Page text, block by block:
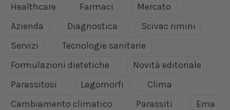
Healthcare
Farmaci
Mercato
Azienda
Diagnostica
Scivac rimini
Servizi
Tecnologie sanitarie
Formulazioni dietetiche
Novità editoriale
Parassitosi
Lagomorfi
Clima
Cambiamento climatico
Parassiti
Ema